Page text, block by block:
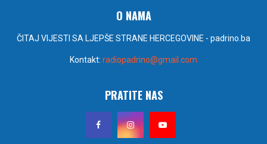
O NAMA
ČITAJ VIJESTI SA LJEPŠE STRANE HERCEGOVINE - padrino.ba
Kontakt: radiopadrino@gmail.com
PRATITE NAS